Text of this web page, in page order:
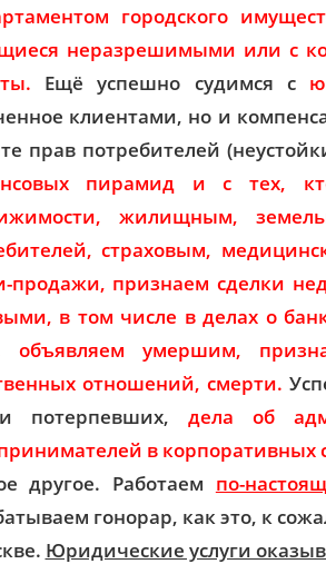
городского
неразрешимыми или с
Ещё успешно судимся с
клиентами, но и
прав потребителей
пирамид и с тех,
жилищным,
страховым,
продажи, признаем сделки
в том числе в делах о
объявляем умершим,
отношений, смерти.
потерпевших,дела об
в корпоративных
другое. Работаем по-
гонорар, как это, к
Юридические услуги